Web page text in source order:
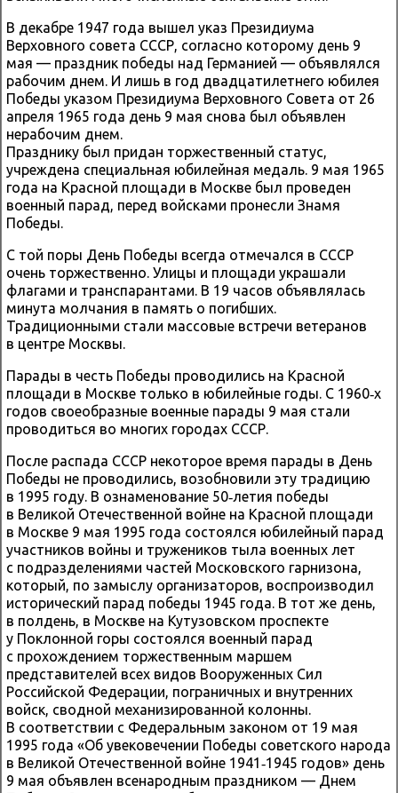
В декабре 1947 года вышел указ Президиума
Верховного совета СССР, согласно которому день 9
мая — праздник победы над Германией — объявлялся
рабочим днем. И лишь в год двадцатилетнего юбилея
Победы указом Президиума Верховного Совета от 26
апреля 1965 года день 9 мая снова был объявлен
нерабочим днем.
Празднику был придан торжественный статус,
учреждена специальная юбилейная медаль. 9 мая 1965
года на Красной площади в Москве был проведен
военный парад, перед войсками пронесли Знамя
Победы.
С той поры День Победы всегда отмечался в СССР
очень торжественно. Улицы и площади украшали
флагами и транспарантами. В 19 часов объявлялась
минута молчания в память о погибших.
Традиционными стали массовые встречи ветеранов
в центре Москвы.
Парады в честь Победы проводились на Красной
площади в Москве только в юбилейные годы. С 1960‑х
годов своеобразные военные парады 9 мая стали
проводиться во многих городах СССР.
После распада СССР некоторое время парады в День
Победы не проводились, возобновили эту традицию
в 1995 году. В ознаменование 50‑летия победы
в Великой Отечественной войне на Красной площади
в Москве 9 мая 1995 года состоялся юбилейный парад
участников войны и тружеников тыла военных лет
с подразделениями частей Московского гарнизона,
который, по замыслу организаторов, воспроизводил
исторический парад победы 1945 года. В тот же день,
в полдень, в Москве на Кутузовском проспекте
у Поклонной горы состоялся военный парад
с прохождением торжественным маршем
представителей всех видов Вооруженных Сил
Российской Федерации, пограничных и внутренних
войск, сводной механизированной колонны.
В соответствии с Федеральным законом от 19 мая
1995 года «Об увековечении Победы советского народа
в Великой Отечественной войне 1941‑1945 годов» день
9 мая объявлен всенародным праздником — Днем